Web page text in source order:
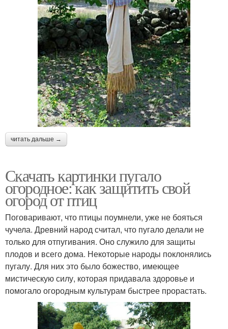
читать дальше →
Скачать картинки пугало
огородное: как защитить свой
огород от птиц
Поговаривают, что птицы поумнели, уже не бояться
чучела. Древний народ считал, что пугало делали не
только для отпугивания. Оно служило для защиты
плодов и всего дома. Некоторые народы поклонялись
пугалу. Для них это было божество, имеющее
мистическую силу, которая придавала здоровье и
помогало огородным культурам быстрее прорастать.